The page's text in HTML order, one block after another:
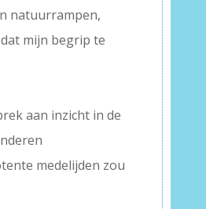
natuurrampen,
mijn begrip te
aan inzicht in de
medelijden zou